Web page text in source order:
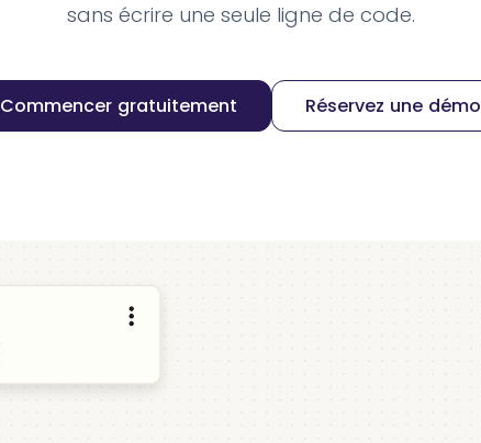
sans écrire une seule ligne de code.
Commencer gratuitement Réservez une démo